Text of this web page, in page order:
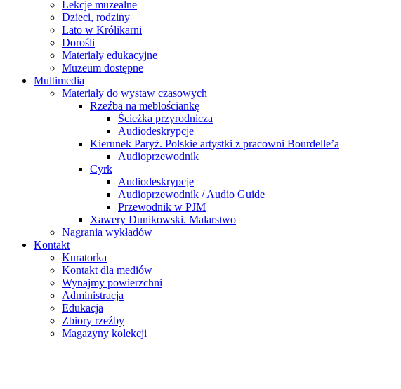
Lekcje muzealne
Dzieci, rodziny
Lato w Królikarni
Dorośli
Materiały edukacyjne
Muzeum dostępne
Multimedia
Materiały do wystaw czasowych
Rzeźba na meblościankę
Ścieżka przyrodnicza
Audiodeskrypcje
Kierunek Paryż. Polskie artystki z pracowni Bourdelle’a
Audioprzewodnik
Cyrk
Audiodeskrypcje
Audioprzewodnik / Audio Guide
Przewodnik w PJM
Xawery Dunikowski. Malarstwo
Nagrania wykładów
Kontakt
Kuratorka
Kontakt dla mediów
Wynajmy powierzchni
Administracja
Edukacja
Zbiory rzeźby
Magazyny kolekcji